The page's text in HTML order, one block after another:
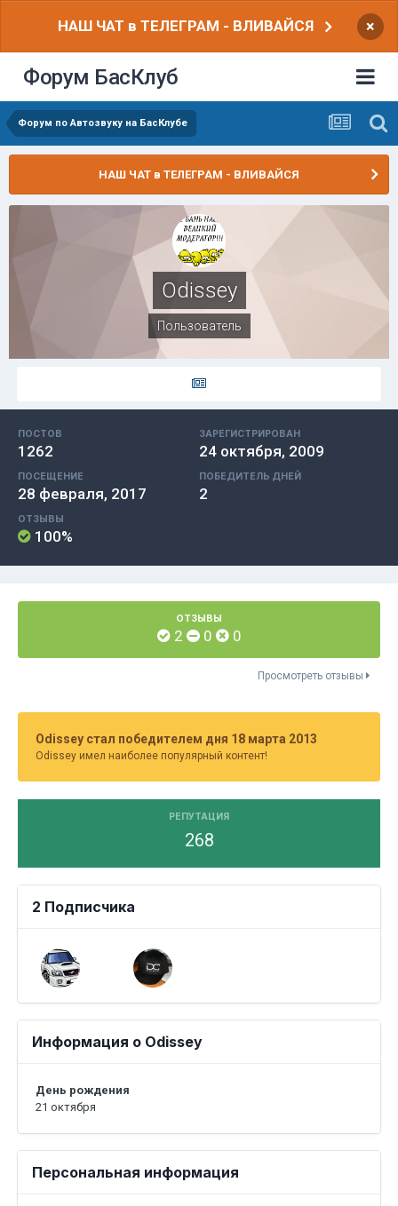
НАШ ЧАТ в ТЕЛЕГРАМ - ВЛИВАЙСЯ ×
Форум БасКлуб
Форум по Автозвуку на БасКлубе
НАШ ЧАТ в ТЕЛЕГРАМ - ВЛИВАЙСЯ
Odissey
Пользователь
ПОСТОВ
1262
ЗАРЕГИСТРИРОВАН
24 октября, 2009
ПОСЕЩЕНИЕ
28 февраля, 2017
ПОБЕДИТЕЛЬ ДНЕЙ
2
ОТЗЫВЫ
100%
ОТЗЫВЫ
2 0 0
Просмотреть отзывы
Odissey стал победителем дня 18 марта 2013
Odissey имел наиболее популярный контент!
РЕПУТАЦИЯ
268
2 Подписчика
Информация о Odissey
День рождения
21 октября
Персональная информация